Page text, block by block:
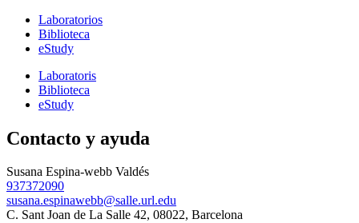
Laboratorios
Biblioteca
eStudy
Laboratoris
Biblioteca
eStudy
Contacto y ayuda
Susana Espina-webb Valdés
937372090
susana.espinawebb@salle.url.edu
C. Sant Joan de La Salle 42, 08022, Barcelona